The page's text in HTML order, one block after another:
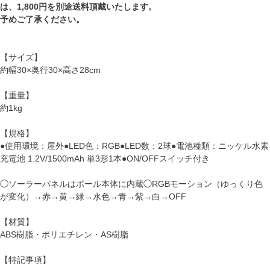
は、1,800円を別途送料頂戴いたします。
予めご了承ください。
【サイズ】
約幅30×奥行30×高さ28cm
【重量】
約1kg
【規格】
●使用環境：屋外●LED色：RGB●LED数：2球●電池種類：ニッケル水素
充電池 1.2V/1500mAh 単3形1本●ON/OFFスイッチ付き
◯ソーラーパネルはボール本体に内蔵◯RGBモーション（ゆっくり色
が変化）→赤→黄→緑→水色→青→紫→白→OFF
【材質】
ABS樹脂・ポリエチレン・AS樹脂
【特記事項】